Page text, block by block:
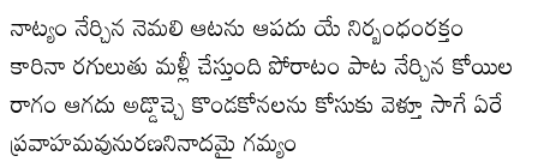
నాట్యం నేర్చిన నెమలి ఆటను ఆపదు యే నిర్బంధంరక్తం
కారినా రగులుతు మళ్లీ చేస్తుంది పోరాటం పాట నేర్చిన కోయిల
రాగం ఆగదు అడ్డొచ్చె కొండకోనలను కోసుకు వెళ్తూ సాగే ఏరే
ప్రవాహమవునురణనినాదమై గమ్యం